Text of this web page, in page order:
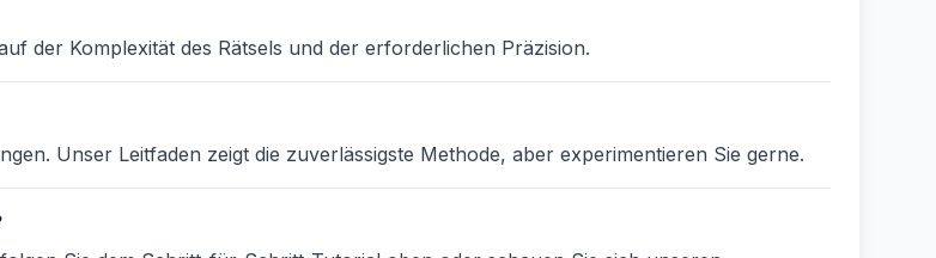
der Komplexität des Rätsels und der erforderlichen Präzision.
Unser Leitfaden zeigt die zuverlässigste Methode, aber experimentieren Sie gerne.